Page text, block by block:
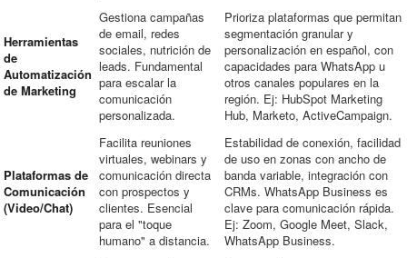
Herramientas
de
Automatización
de Marketing
Gestiona campañas
de email, redes
sociales, nutrición de
leads. Fundamental
para escalar la
comunicación
personalizada.
Prioriza plataformas que permitan
segmentación granular y
personalización en español, con
capacidades para WhatsApp u
otros canales populares en la
región. Ej: HubSpot Marketing
Hub, Marketo, ActiveCampaign.
Plataformas de
Comunicación
(Video/Chat)
Facilita reuniones
virtuales, webinars y
comunicación directa
con prospectos y
clientes. Esencial
para el "toque
humano" a distancia.
Estabilidad de conexión, facilidad
de uso en zonas con ancho de
banda variable, integración con
CRMs. WhatsApp Business es
clave para comunicación rápida.
Ej: Zoom, Google Meet, Slack,
WhatsApp Business.